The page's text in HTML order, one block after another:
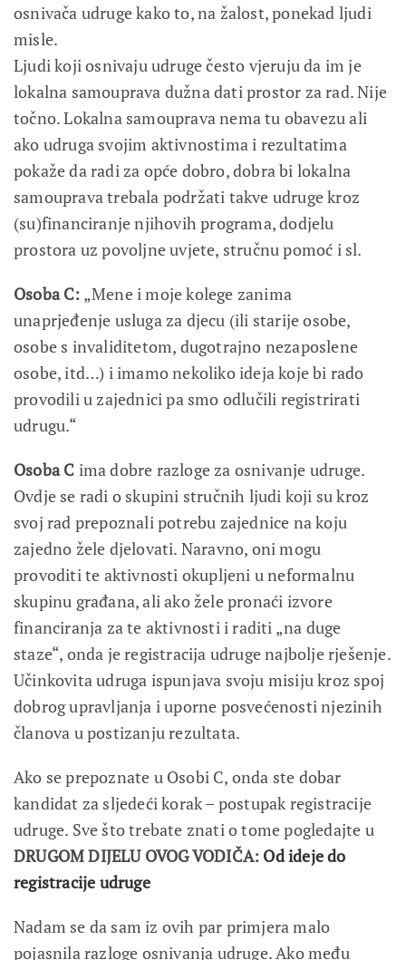
osnivača udruge kako to, na žalost, ponekad ljudi
misle.
Ljudi koji osnivaju udruge često vjeruju da im je
lokalna samouprava dužna dati prostor za rad. Nije
točno. Lokalna samouprava nema tu obavezu ali
ako udruga svojim aktivnostima i rezultatima
pokaže da radi za opće dobro, dobra bi lokalna
samouprava trebala podržati takve udruge kroz
(su)financiranje njihovih programa, dodjelu
prostora uz povoljne uvjete, stručnu pomoć i sl.
Osoba C: „Mene i moje kolege zanima
unaprjeđenje usluga za djecu (ili starije osobe,
osobe s invaliditetom, dugotrajno nezaposlene
osobe, itd…) i imamo nekoliko ideja koje bi rado
provodili u zajednici pa smo odlučili registrirati
udrugu.“
Osoba C ima dobre razloge za osnivanje udruge.
Ovdje se radi o skupini stručnih ljudi koji su kroz
svoj rad prepoznali potrebu zajednice na koju
zajedno žele djelovati. Naravno, oni mogu
provoditi te aktivnosti okupljeni u neformalnu
skupinu građana, ali ako žele pronaći izvore
financiranja za te aktivnosti i raditi „na duge
staze“, onda je registracija udruge najbolje rješenje.
Učinkovita udruga ispunjava svoju misiju kroz spoj
dobrog upravljanja i uporne posvećenosti njezinih
članova u postizanju rezultata.
Ako se prepoznate u Osobi C, onda ste dobar
kandidat za sljedeći korak – postupak registracije
udruge. Sve što trebate znati o tome pogledajte u
DRUGOM DIJELU OVOG VODIČA: Od ideje do
registracije udruge
Nadam se da sam iz ovih par primjera malo
pojasnila razloge osnivanja udruge. Ako među